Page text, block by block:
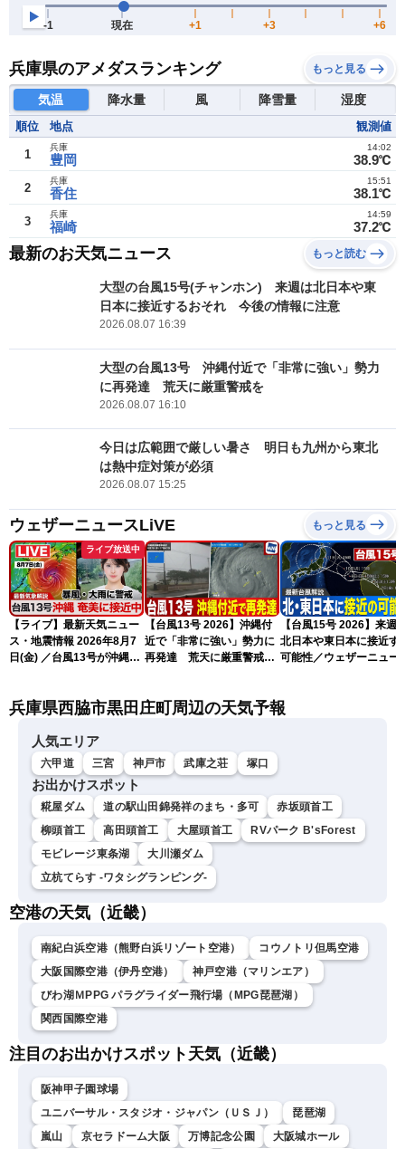
兵庫県のアメダスランキング もっと見る
気温 降水量 風 降雪量 湿度
順位 地点 観測値
1 豊岡
兵庫
38.9℃
14:02
2 香住
兵庫
38.1℃
15:51
3 福崎
兵庫
37.2℃
14:59
最新のお天気ニュース もっと読む
大型の台風15号(チャンホン) 来週は北日本や東
日本に接近するおそれ 今後の情報に注意
2026.08.07 16:39
大型の台風13号 沖縄付近で「非常に強い」勢力
に再発達 荒天に厳重警戒を
2026.08.07 16:10
今日は広範囲で厳しい暑さ 明日も九州から東北
は熱中症対策が必須
2026.08.07 15:25
ウェザーニュースLiVE もっと見る
ライブ放送中
【ライブ】最新天気ニュー
ス・地震情報 2026年8月7
日(金) ／台風13号が沖縄・
ュースLiVEイブニング・小
【台風13号 2026】沖縄付
近で「非常に強い」勢力に
再発達 荒天に厳重警戒を
【台風15号 2026】来週
北日本や東日本に接近す
可能性／ウェザーニュー
兵庫県西脇市黒田庄町周辺の天気予報
人気エリア
六甲道 三宮 神戸市 武庫之荘 塚口
お出かけスポット
糀屋ダム 道の駅山田錦発祥のまち・多可
赤坂頭首工
柳頭首工
高田頭首工 大屋頭首工
RVパーク B'sForest
モビレージ東条湖
大川瀬ダム
立杭てらす -ワタシグランピング-
空港の天気（近畿）
南紀白浜空港（熊野白浜リゾート空港）
コウノトリ但馬空港
大阪国際空港（伊丹空港）
神戸空港（マリンエア）
びわ湖ＭPPG パラグライダー飛行場（MPG琵琶湖）
関西国際空港
注目のお出かけスポット天気（近畿）
阪神甲子園球場
ユニバーサル・スタジオ・ジャパン（ＵＳＪ）
琵琶湖
嵐山
京セラドーム大阪 万博記念公園 大阪城ホール